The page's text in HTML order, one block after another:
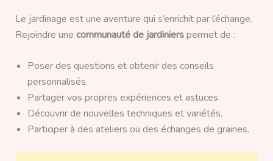
Le jardinage est une aventure qui s’enrichit par l’échange.
Rejoindre une communauté de jardinierspermet de :
Poser des questions et obtenir des conseils
personnalisés.
Partager vos propres expériences et astuces.
Découvrir de nouvelles techniques et variétés.
Participer à des ateliers ou des échanges de graines.